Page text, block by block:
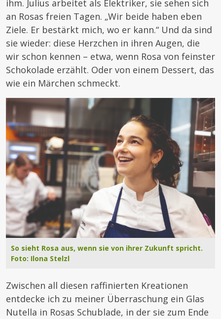
ihm. Julius arbeitet als Elektriker, sie sehen sich
an Rosas freien Tagen. „Wir beide haben eben
Ziele. Er bestärkt mich, wo er kann.“ Und da sind
sie wieder: diese Herzchen in ihren Augen, die
wir schon kennen – etwa, wenn Rosa von feinster
Schokolade erzählt. Oder von einem Dessert, das
wie ein Märchen schmeckt.
So sieht Rosa aus, wenn sie von ihrer Zukunft spricht.
Foto: Ilona Stelzl
Zwischen all diesen raffinierten Kreationen
entdecke ich zu meiner Überraschung ein Glas
Nutella in Rosas Schublade, in der sie zum Ende